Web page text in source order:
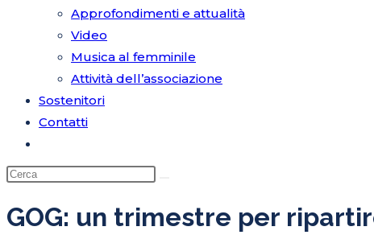
Approfondimenti e attualità
Video
Musica al femminile
Attività dell’associazione
Sostenitori
Contatti
GOG: un trimestre per